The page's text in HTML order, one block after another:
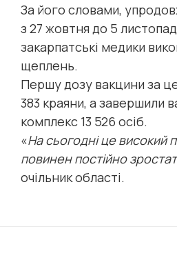
За його словами,
з 27 жовтня до 5
закарпатські медики
щеплень.
Першу дозу вакцини за
383 краяни, а завершили
комплекс 13 526 осіб.
«На сьогодні це високий
повинен постійно
очільник області.